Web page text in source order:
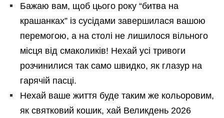
Бажаю вам, щоб цього року “битва на
крашанках” із сусідами завершилася вашою
перемогою, а на столі не лишилося вільного
місця від смаколиків! Нехай усі тривоги
розчинилися так само швидко, як глазур на
гарячій пасці.
Нехай ваше життя буде таким же кольоровим,
як святковий кошик, хай Великдень 2026